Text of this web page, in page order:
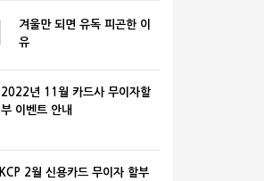
겨울만 되면 유독 피곤한 이
유
2022년 11월 카드사 무이자할
부 이벤트 안내
KCP 2월 신용카드 무이자 할부